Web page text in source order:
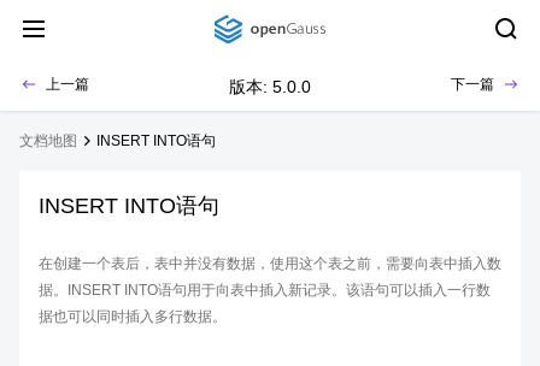
上一篇 版本: 5.0.0 下一篇
文档地图 INSERT INTO语句
INSERT INTO语句
在创建一个表后，表中并没有数据，使用这个表之前，需要向表中插入数
据。INSERT INTO语句用于向表中插入新记录。该语句可以插入一行数
据也可以同时插入多行数据。